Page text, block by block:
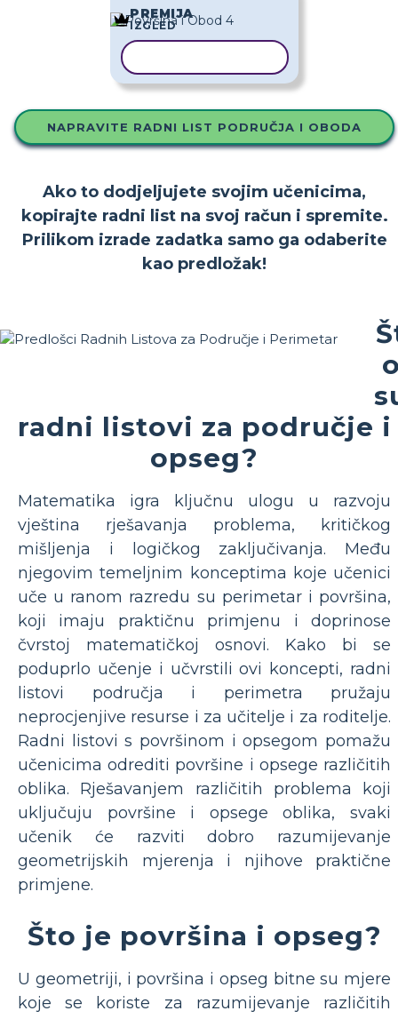
PREMIJA
IZGLED
NAPRAVITE RADNI LIST PODRUČJA I OBODA
Ako to dodjeljujete svojim učenicima,
kopirajte radni list na svoj račun i spremite.
Prilikom izrade zadatka samo ga odaberite
kao predložak!
radni listovi za područje i
opseg?
Matematika igra ključnu ulogu u razvoju
vještina rješavanja problema, kritičkog
mišljenja i logičkog zaključivanja. Među
njegovim temeljnim konceptima koje učenici
uče u ranom razredu su perimetar i površina,
koji imaju praktičnu primjenu i doprinose
čvrstoj matematičkoj osnovi. Kako bi se
poduprlo učenje i učvrstili ovi koncepti, radni
listovi područja i perimetra pružaju
neprocjenjive resurse i za učitelje i za roditelje.
Radni listovi s površinom i opsegom pomažu
učenicima odrediti površine i opsege različitih
oblika. Rješavanjem različitih problema koji
uključuju površine i opsege oblika, svaki
učenik će razviti dobro razumijevanje
geometrijskih mjerenja i njihove praktične
primjene.
Što je površina i opseg?
U geometriji, i površina i opseg bitne su mjere
koje se koriste za razumijevanje različitih